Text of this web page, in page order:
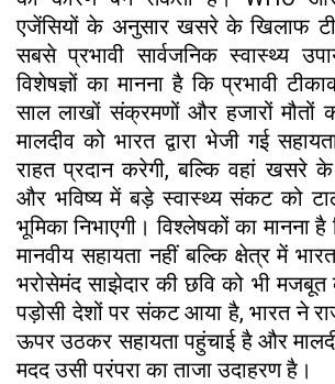
एजेंसियों के अनुसार खसरे के खिलाफ
सबसे प्रभावी सार्वजनिक स्वास्थ्य
विशेषज्ञों का मानना है कि प्रभावी
साल लाखों संक्रमणों और हजारों मौतों
मालदीव को भारत द्वारा भेजी गई
राहत प्रदान करेगी, बल्कि वहां खसरे
और भविष्य में बड़े स्वास्थ्य संकट को
भूमिका निभाएगी। विश्लेषकों का
मानवीय सहायता नहीं बल्कि क्षेत्र में
भरोसेमंद साझेदार की छवि को भी
पड़ोसी देशों पर संकट आया है, भारत ने
ऊपर उठकर सहायता पहुंचाई है और
मदद उसी परंपरा का ताजा उदाहरण है।